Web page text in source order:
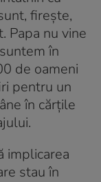
firește,
Papa nu vine
în
de oameni
pentru un
în cărțile
implicarea
stau în